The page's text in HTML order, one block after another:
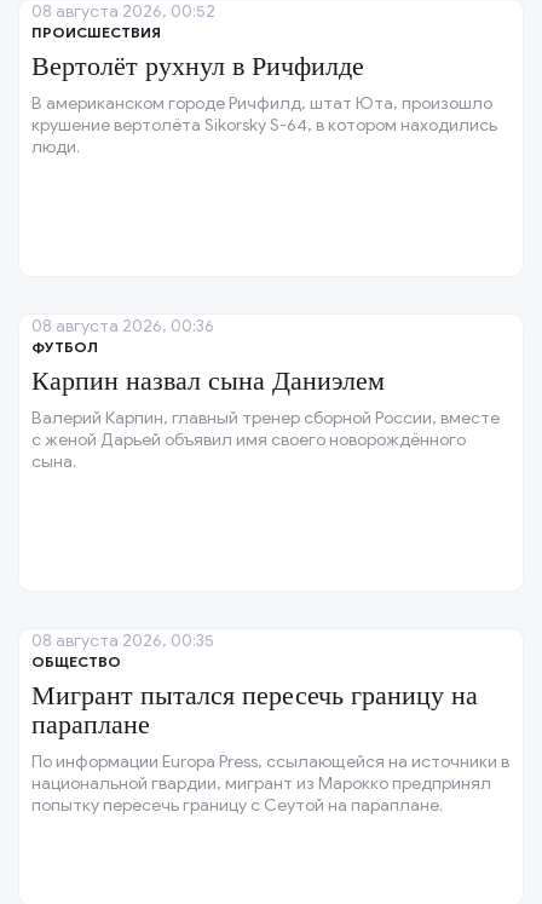
ПРОИСШЕСТВИЯ
Вертолёт рухнул в Ричфилде
В американском городе Ричфилд, штат Юта, произошло
крушение вертолёта Sikorsky S-64, в котором находились
люди.
08 августа 2026, 00:52
ФУТБОЛ
Карпин назвал сына Даниэлем
Валерий Карпин, главный тренер сборной России, вместе
с женой Дарьей объявил имя своего новорождённого
сына.
08 августа 2026, 00:36
ОБЩЕСТВО
Мигрант пытался пересечь границу на
параплане
По информации Europa Press, ссылающейся на источники в
национальной гвардии, мигрант из Марокко предпринял
попытку пересечь границу с Сеутой на параплане.
08 августа 2026, 00:35